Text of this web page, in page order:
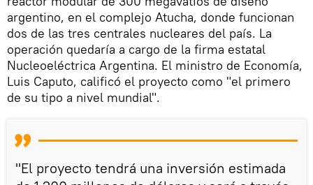
argentino, en el complejo Atucha, donde funcionan
dos de las tres centrales nucleares del país. La
operación quedaría a cargo de la firma estatal
Nucleoeléctrica Argentina. El ministro de Economía,
Luis Caputo, calificó el proyecto como "el primero
de su tipo a nivel mundial".
"El proyecto tendrá una inversión estimada